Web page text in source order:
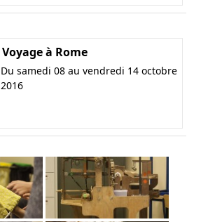
Voyage à Rome
Du samedi 08 au vendredi 14 octobre
2016